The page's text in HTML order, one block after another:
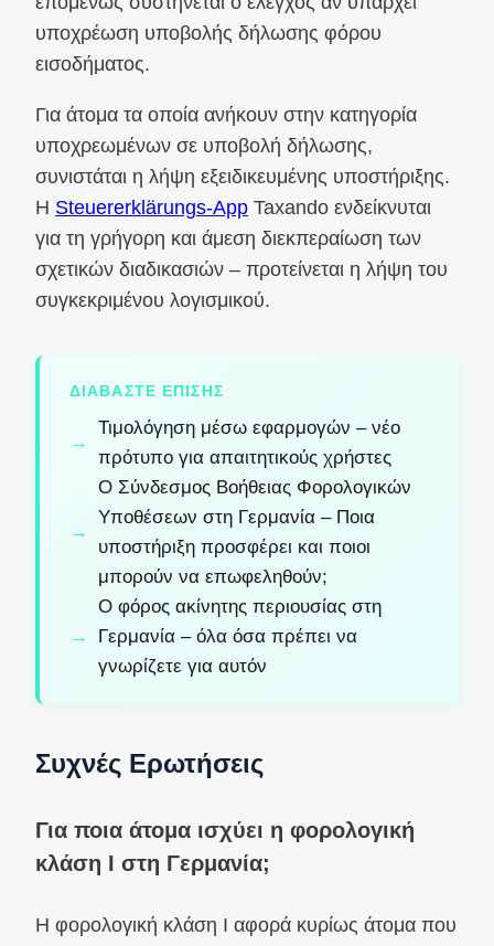
υποχρέωση υποβολής δήλωσης φόρου
εισοδήματος.
Για άτομα τα οποία ανήκουν στην κατηγορία
υποχρεωμένων σε υποβολή δήλωσης,
συνιστάται η λήψη εξειδικευμένης υποστήριξης.
Η Steuererklärungs-App Taxando ενδείκνυται
για τη γρήγορη και άμεση διεκπεραίωση των
σχετικών διαδικασιών – προτείνεται η λήψη του
συγκεκριμένου λογισμικού.
ΔΙΑΒΆΣΤΕ ΕΠΊΣΗΣ
Τιμολόγηση μέσω εφαρμογών – νέο
πρότυπο για απαιτητικούς χρήστες
Ο Σύνδεσμος Βοήθειας Φορολογικών
Υποθέσεων στη Γερμανία – Ποια
υποστήριξη προσφέρει και ποιοι
μπορούν να επωφεληθούν;
Ο φόρος ακίνητης περιουσίας στη
Γερμανία – όλα όσα πρέπει να
γνωρίζετε για αυτόν
Συχνές Ερωτήσεις
Για ποια άτομα ισχύει η φορολογική
κλάση I στη Γερμανία;
Η φορολογική κλάση I αφορά κυρίως άτομα που